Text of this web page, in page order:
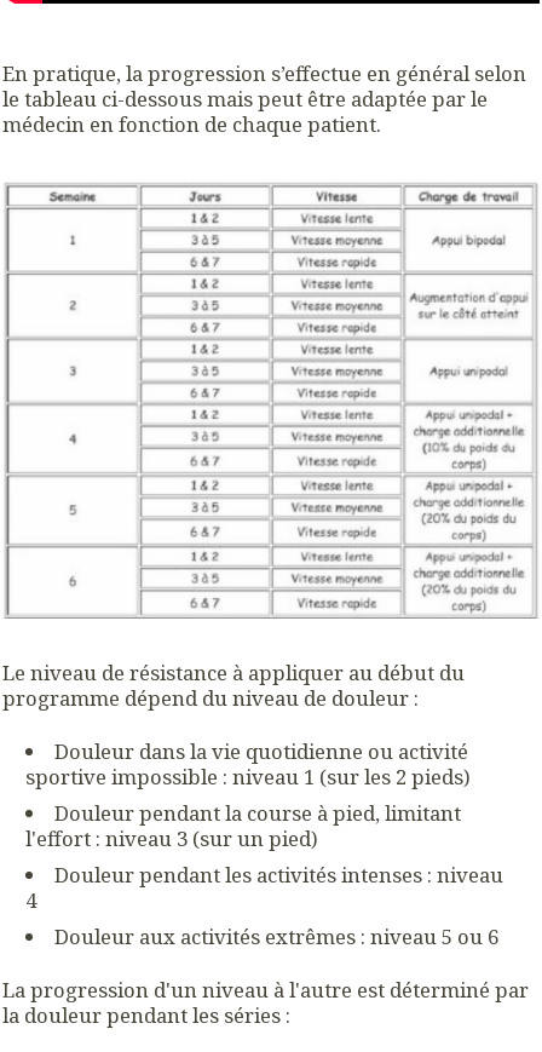
En pratique, la progression s’effectue en général selon
le tableau ci-dessous mais peut être adaptée par le
médecin en fonction de chaque patient.
Le niveau de résistance à appliquer au début du
programme dépend du niveau de douleur :
Douleur dans la vie quotidienne ou activité
sportive impossible : niveau 1 (sur les 2 pieds)
Douleur pendant la course à pied, limitant
l'effort : niveau 3 (sur un pied)
Douleur pendant les activités intenses : niveau
4
Douleur aux activités extrêmes : niveau 5 ou 6
La progression d'un niveau à l'autre est déterminé par
la douleur pendant les séries :